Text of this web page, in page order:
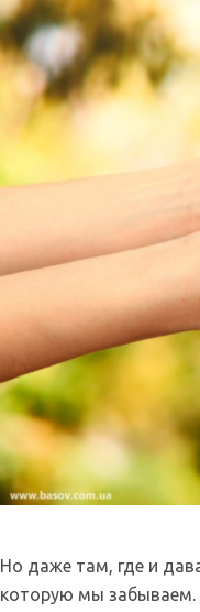
Но даже там, где и
которую мы